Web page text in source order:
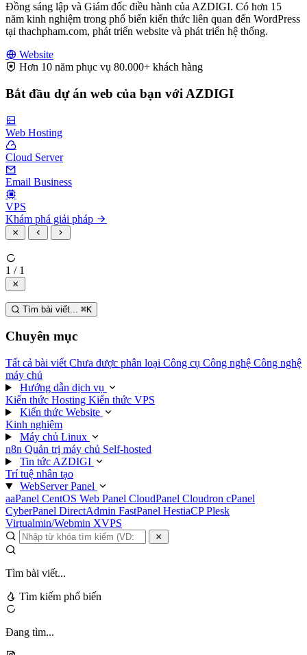
Đồng sáng lập và Giám đốc điều hành của AZDIGI. Có hơn 15
năm kinh nghiệm trong phổ biến kiến thức liên quan đến WordPress
tại thachpham.com, phát triển website và phát triển hệ thống.
Website
Hơn 10 năm phục vụ 80.000+ khách hàng
Bắt đầu dự án web của bạn với AZDIGI
Web Hosting
Cloud Server
Email Business
VPS
Khám phá giải pháp
1 / 1
Tìm bài viết... ⌘K
Chuyên mục
Tất cả bài viết Chưa được phân loại Công cụ Công nghệ Công nghệ
máy chủ
Hướng dẫn dịch vụ
Kiến thức Hosting Kiến thức VPS
Kiến thức Website
Kinh nghiệm
Máy chủ Linux
n8n Quản trị máy chủ Self-hosted
Tin tức AZDIGI
Trí tuệ nhân tạo
WebServer Panel
aaPanel CentOS Web Panel CloudPanel Cloudron cPanel
CyberPanel DirectAdmin FastPanel HestiaCPPlesk
Virtualmin/Webmin XVPS
Tìm bài viết...
Tìm kiếm phổ biến
Đang tìm...